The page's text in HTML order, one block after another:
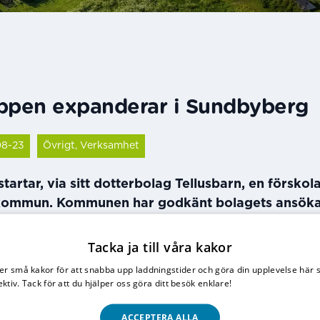
expanderar i Sundbyberg
23 Övrigt, Verksamhet
via sitt dotterbolag Tellusbarn, en
Kommunen har godkänt bolagets
i sammanlagt tolv kommuner.
i nuläget 27 förskolor i sammanlagt tio
blir vår elfte kommun. Inräknat
Tacka ja till våra kakor
små kakor för att snabba upp laddningstider och göra din upplevelse här
Tack för att du hjälper oss göra ditt besök enklare!
ACCEPTERA ALLA